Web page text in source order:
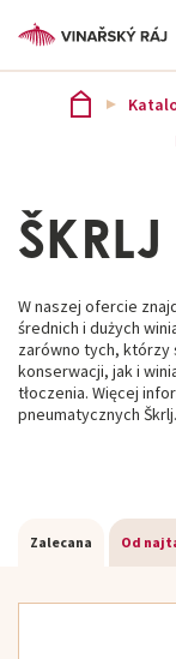
ŠKRLJ
W naszej ofercie
średnich i dużych
zarówno tych, którzy
konserwacji, jak i
tłoczenia. Więcej
pneumatycznych Škrlj.
Zalecana Od